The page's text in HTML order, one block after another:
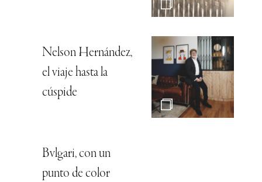
Nelson Hernández,
el viaje hasta la
cúspide
Bvlgari, con un
punto de color